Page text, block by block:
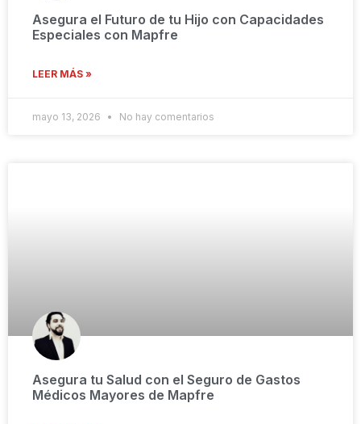
Asegura el Futuro de tu Hijo con Capacidades
Especiales con Mapfre
LEER MÁS »
mayo 13, 2026 No hay comentarios
Asegura tu Salud con el Seguro de Gastos
Médicos Mayores de Mapfre